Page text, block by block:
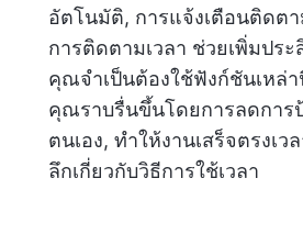
อัตโนมัติ, การแจ้งเตือนติดต
การติดตามเวลา ช่วยเพิ่มปร
คุณจำเป็นต้องใช้ฟังก์ชันเหล่
คุณราบรื่นขึ้นโดยการลดการ
ตนเอง, ทำให้งานเสร็จตรงเว
ลึกเกี่ยวกับวิธีการใช้เวลา